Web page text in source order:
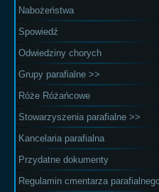
Nabożeństwa
Spowiedź
Odwiedziny chorych
Grupy parafialne >>
Róże Różańcowe
Stowarzyszenia parafialne >>
Kancelaria parafialna
Przydatne dokumenty
Regulamin cmentarza